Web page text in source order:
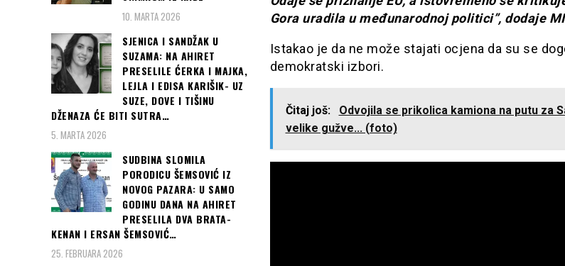
Gora uradila u međunarodnoj politici”, dodaje
Istakao je da ne može stajati ocjena da su se
demokratski izbori.
Čitaj još:
Odvojila se prikolica kamiona na putu za
velike gužve... (foto)
10. MARTA 2026
SJENICA I SANDŽAK U
SUZAMA: NA AHIRET
PRESELILE ĆERKA I MAJKA,
LEJLA I EDISA KARIŠIK- UZ
SUZE, DOVE I TIŠINU
DŽENAZA ĆE BITI SUTRA…
5. MARTA 2026
SUDBINA SLOMILA
PORODICU ŠEMSOVIĆ IZ
NOVOG PAZARA: U SAMO
GODINU DANA NA AHIRET
PRESELILA DVA BRATA-
KENAN I ERSAN ŠEMSOVIĆ…
25. FEBRUARA 2026